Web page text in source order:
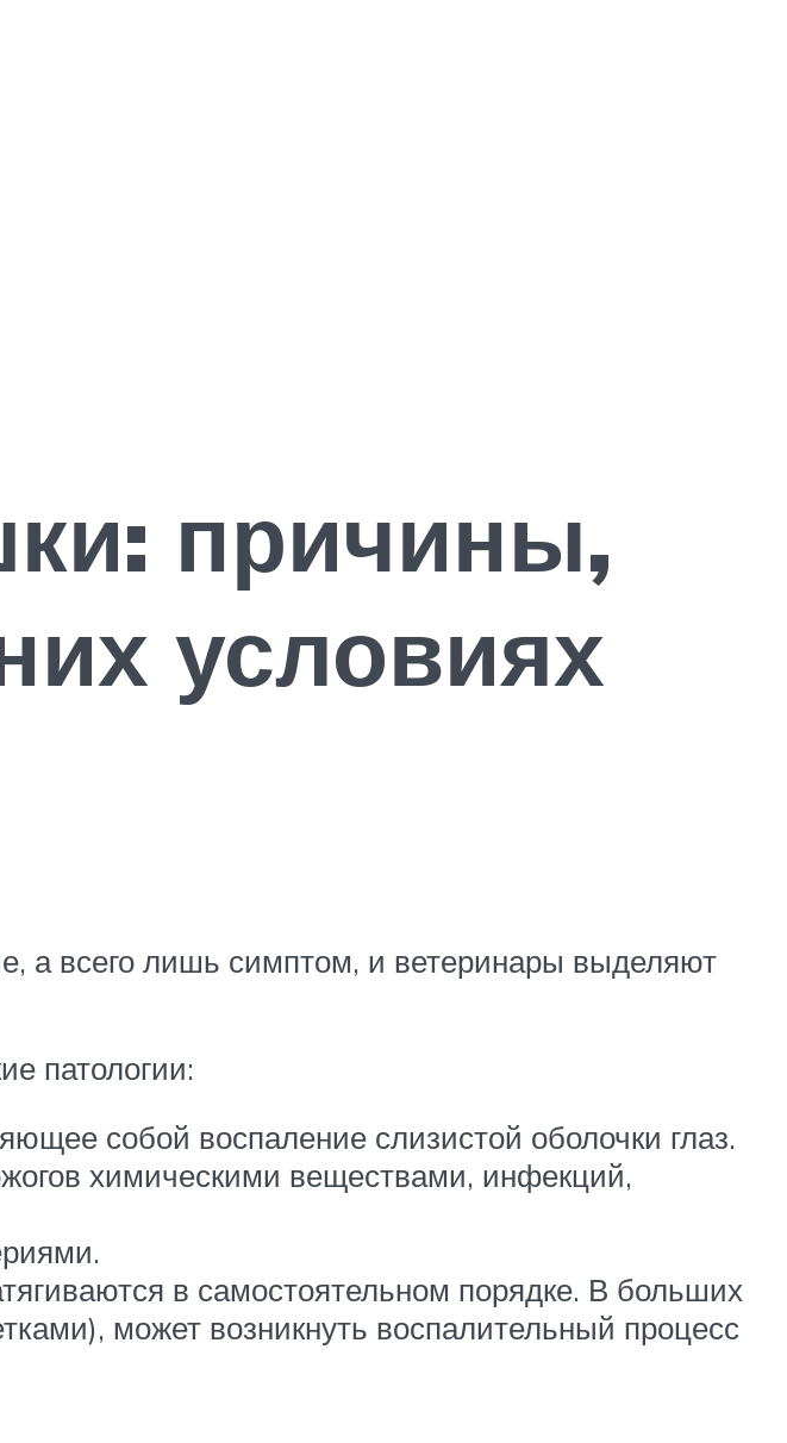
причины,
условиях
а всего лишь симптом, и ветеринары выделяют
патологии:
собой воспаление слизистой оболочки глаз.
химическими веществами, инфекций,
в самостоятельном порядке. В больших
может возникнуть воспалительный процесс